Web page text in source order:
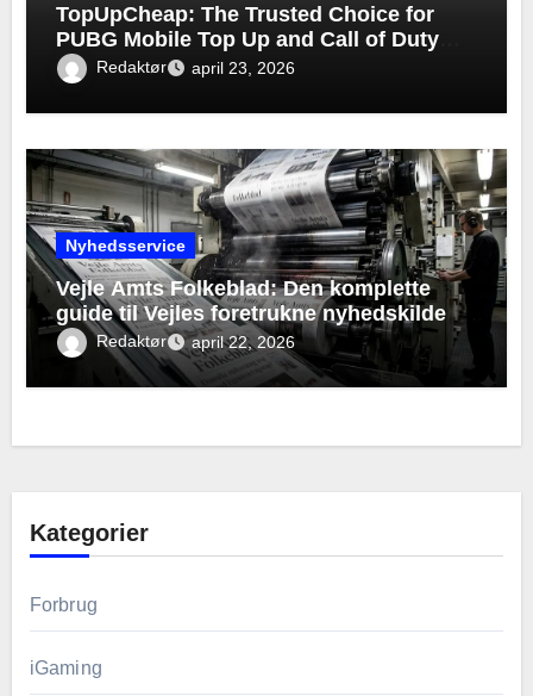
TopUpCheap: The Trusted Choice for
PUBG Mobile Top Up and Call of Duty
Mobile Top Up
Redaktør april 23, 2026
Nyhedsservice
Vejle Amts Folkeblad: Den komplette
guide til Vejles foretrukne nyhedskilde
Redaktør april 22, 2026
Kategorier
Forbrug
iGaming